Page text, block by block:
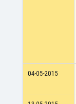
04-05-2015